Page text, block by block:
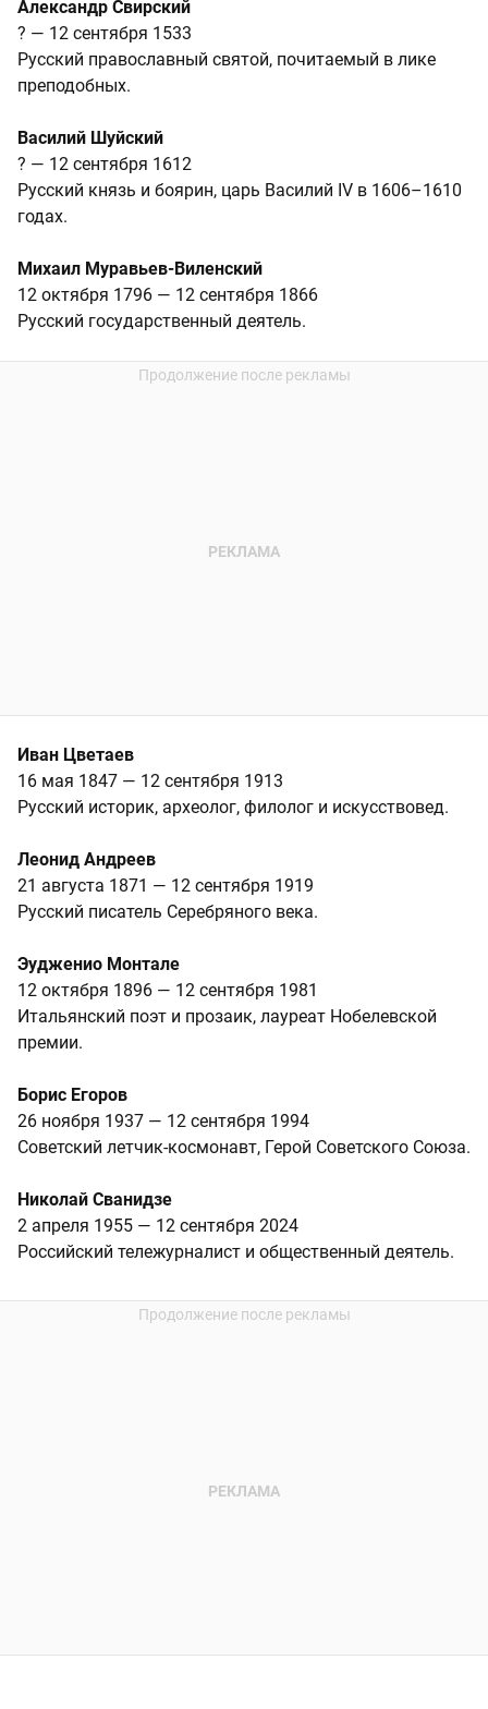
Александр Свирский
? — 12 сентября 1533
Русский православный святой, почитаемый в лике
преподобных.
Василий Шуйский
? — 12 сентября 1612
Русский князь и боярин, царь Василий IV в 1606–1610
годах.
Михаил Муравьев-Виленский
12 октября 1796 — 12 сентября 1866
Русский государственный деятель.
Иван Цветаев
16 мая 1847 — 12 сентября 1913
Русский историк, археолог, филолог и искусствовед.
Леонид Андреев
21 августа 1871 — 12 сентября 1919
Русский писатель Серебряного века.
Эудженио Монтале
12 октября 1896 — 12 сентября 1981
Итальянский поэт и прозаик, лауреат Нобелевской
премии.
Борис Егоров
26 ноября 1937 — 12 сентября 1994
Советский летчик-космонавт, Герой Советского Союза.
Николай Сванидзе
2 апреля 1955 — 12 сентября 2024
Российский тележурналист и общественный деятель.